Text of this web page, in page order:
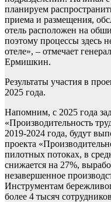
планируем
приема и размещения,
отель расположен на
поэтому процессы здесь
отеле», – отмечает
Ермишкин.
Результаты участия в
2025 года.
Напомним, с 2025 года
«Производительность
2019-2024 года, будут
проекта
пилотных потоках, в
снижается на 27%,
незавершенное
Инструментам
более 4 тысяч